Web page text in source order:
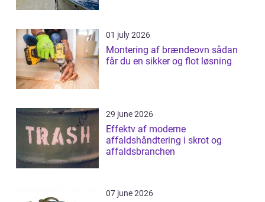
01 july 2026
Montering af brændeovn sådan
får du en sikker og flot løsning
29 june 2026
Effektv af moderne
affaldshåndtering i skrot og
affaldsbranchen
07 june 2026